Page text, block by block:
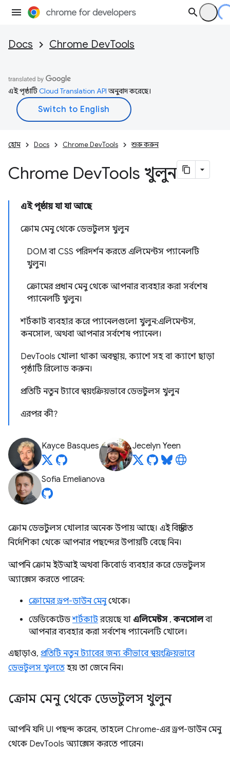
Docs Chrome DevTools
এই পৃষ্ঠাটিCloud Translation APIঅনুবাদ করেছে।
হোম Docs Chrome DevTools শুরু করুন
Chrome DevTools খুলুন
এই পৃষ্ঠায় যা যা আছে
ক্রোম মেনু থেকে ডেভটুলস খুলুন
DOM বা CSS পরিদর্শন করতে এলিমেন্টস প্যানেলটি
খুলুন।
ক্রোমের প্রধান মেনু থেকে আপনার ব্যবহার করা সর্বশেষ
প্যানেলটি খুলুন।
শর্টকাট ব্যবহার করে প্যানেলগুলো খুলুন: এলিমেন্টস,
কনসোল, অথবা আপনার সর্বশেষ প্যানেল।
DevTools খোলা থাকা অবস্থায়, ক্যাশে সহ বা ক্যাশে ছাড়া
পৃষ্ঠাটি রিলোড করুন।
প্রতিটি নতুন ট্যাবে স্বয়ংক্রিয়ভাবে ডেভটুলস খুলুন
এরপর কী?
Kayce Basques Jecelyn Yeen
Sofia Emelianova
ক্রোম ডেভটুলস খোলার অনেক উপায় আছে। এই বিস্তারিত
নির্দেশিকা থেকে আপনার পছন্দের উপায়টি বেছে নিন।
আপনি ক্রোম ইউআই অথবা কিবোর্ড ব্যবহার করে ডেভটুলস
অ্যাক্সেস করতে পারেন:
ক্রোমের ড্রপ-ডাউন মেনুথেকে।
ডেডিকেটেডশর্টকাটরয়েছে যা এলিমেন্টস,কনসোলবা
আপনার ব্যবহার করা সর্বশেষ প্যানেলটি খোলে।
এছাড়াও, প্রতিটি নতুন ট্যাবের জন্য কীভাবে স্বয়ংক্রিয়ভাবে
ডেভটুলস খুলতে হয় তা জেনে নিন।
ক্রোম মেনু থেকে ডেভটুলস খুলুন
আপনি যদি UI পছন্দ করেন, তাহলে Chrome-এর ড্রপ-ডাউন মেনু
থেকে DevTools অ্যাক্সেস করতে পারেন।